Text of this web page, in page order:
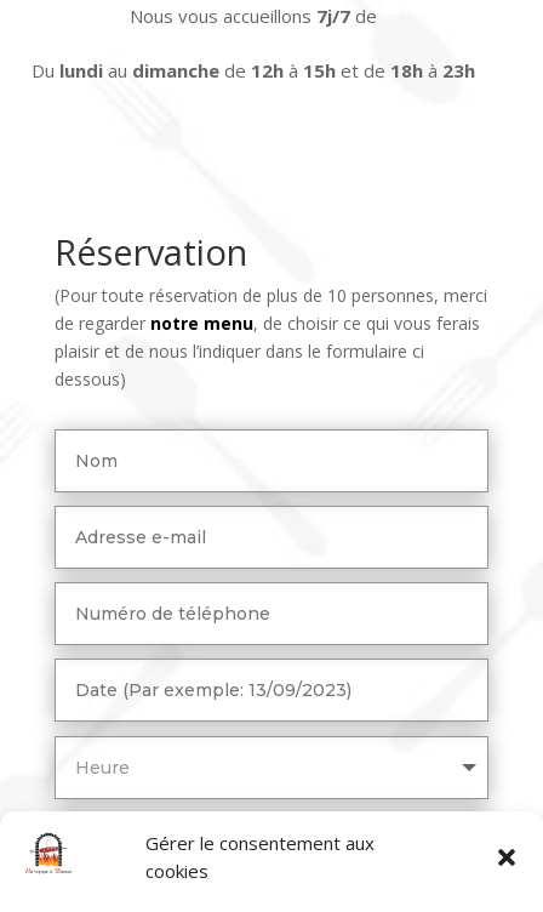
Gérer le consentement aux
cookies
Nous vous accueillons 7j/7 de
Du lundiau dimanchede 12h à 15h et de 18h à 23h
Réservation
(Pour toute réservation de plus de 10 personnes, merci
de regarder notre menu, de choisir ce qui vous ferais
plaisir et de nous l’indiquer dans le formulaire ci
dessous)